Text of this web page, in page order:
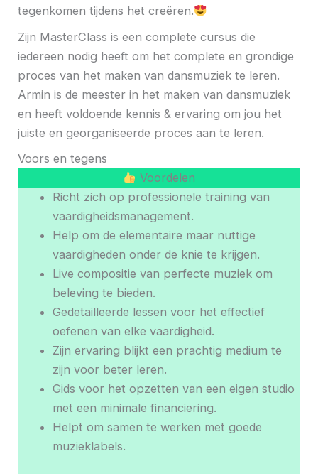
tegenkomen tijdens het creëren.
Zijn MasterClass is een complete cursus die
iedereen nodig heeft om het complete en grondige
proces van het maken van dansmuziek te leren.
Armin is de meester in het maken van dansmuziek
en heeft voldoende kennis & ervaring om jou het
juiste en georganiseerde proces aan te leren.
Voors en tegens
Voordelen
Richt zich op professionele training van
vaardigheidsmanagement.
Help om de elementaire maar nuttige
vaardigheden onder de knie te krijgen.
Live compositie van perfecte muziek om
beleving te bieden.
Gedetailleerde lessen voor het effectief
oefenen van elke vaardigheid.
Zijn ervaring blijkt een prachtig medium te
zijn voor beter leren.
Gids voor het opzetten van een eigen studio
met een minimale financiering.
Helpt om samen te werken met goede
muzieklabels.